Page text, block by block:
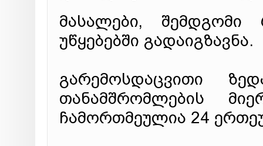
მასალები, შემდგომი
უწყებებში გადაიგზავნა.
გარემოსდაცვითი
თანამშრომლების
ჩამორთმეულია 24